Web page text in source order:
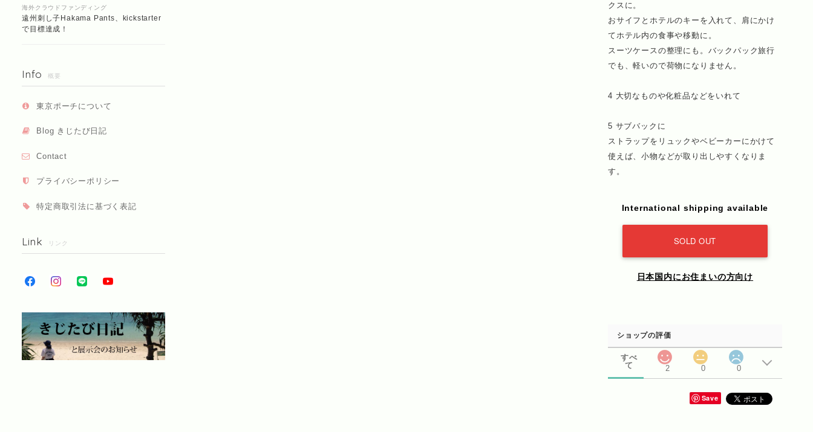
海外クラウドファンディング
遠州刺し子Hakama Pants、kickstarter
で目標達成！
Info 概要
東京ポーチについて
Blog きじたび日記
Contact
プライバシーポリシー
特定商取引法に基づく表記
Link リンク
クスに。
おサイフとホテルのキーを入れて、肩にかけ
てホテル内の食事や移動に。
スーツケースの整理にも。バックパック旅行
でも、軽いので荷物になりません。
4 大切なものや化粧品などをいれて
5 サブバックに
ストラップをリュックやベビーカーにかけて
使えば、小物などが取り出しやすくなりま
す。
International shipping available
SOLD OUT
日本国内にお住まいの方向け
ショップの評価
すべ
て
2 0 0
Save